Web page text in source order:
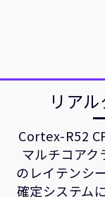
リア
Cortex-R52
マルチコア
のレイテンシ
確定システム